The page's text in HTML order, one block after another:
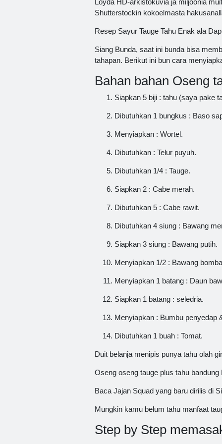
Shutterstockin kokoelmasta
Resep Sayur Tauge Tahu Enak ala
Siang Bunda, saat ini bunda bisa
tahapan. Berikut ini bun cara
Bahan bahan Oseng
Siapkan 5 biji : tahu (saya pake
Dibutuhkan 1 bungkus : Baso
Menyiapkan : Wortel.
Dibutuhkan : Telur puyuh.
Dibutuhkan 1/4 : Tauge.
Siapkan 2 : Cabe merah.
Dibutuhkan 5 : Cabe rawit.
Dibutuhkan 4 siung : Bawang
Siapkan 3 siung : Bawang putih.
Menyiapkan 1/2 : Bawang
Menyiapkan 1 batang : Daun
Siapkan 1 batang : seledria.
Menyiapkan : Bumbu penyedap
Dibutuhkan 1 buah : Tomat.
Duit belanja menipis punya tahu olah
Oseng oseng tauge plus tahu
Baca Jajan Squad yang baru dirilis di
Mungkin kamu belum tahu manfaat
Step by Step